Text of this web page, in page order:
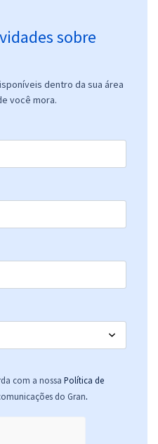
sobre
dentro da sua área
você mora.
com a nossa Política de
do Gran.